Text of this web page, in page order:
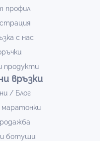
профил
с нас
продукти
връзки
/ Блог
ботуши